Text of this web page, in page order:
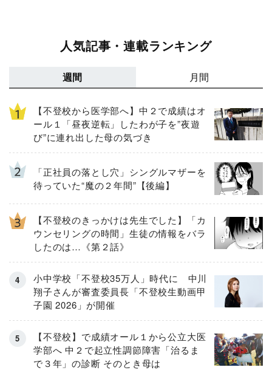
人気記事・連載ランキング
週間 月間
【不登校から医学部へ】中２で成績はオ
ール１「昼夜逆転」したわが子を”夜遊
び”に連れ出した母の気づき
「正社員の落とし穴」シングルマザーを
待っていた“魔の２年間”【後編】
【不登校のきっかけは先生でした】「カ
ウンセリングの時間」生徒の情報をバラ
したのは…《第２話》
小中学校「不登校35万人」時代に 中川
翔子さんが審査委員長「不登校生動画甲
子園 2026」が開催
【不登校】で成績オール１から公立大医
学部へ 中２で起立性調節障害「治るま
で３年」の診断 そのとき母は